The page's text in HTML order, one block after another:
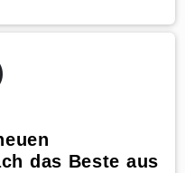
das Beste aus